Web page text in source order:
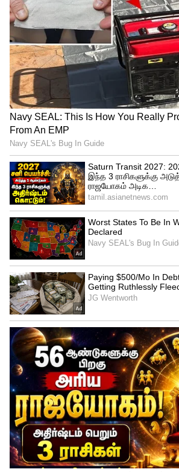
ஐபிஎல்லில் ரோஹித்துடன்
வீரராக
கிஷனை ஏலத்தில் ரூ.15.25
எடுத்தது மும்பை